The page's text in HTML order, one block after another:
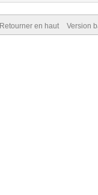
Retourner en haut Version